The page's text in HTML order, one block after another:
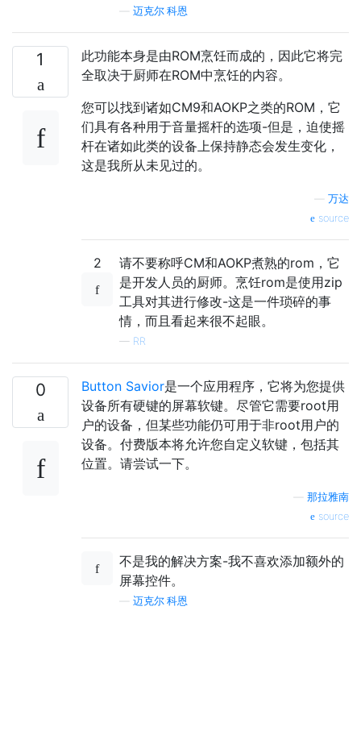
迈克尔·科恩
1
此功能本身是由ROM烹饪而成的，因此它将完
全取决于厨师在ROM中烹饪的内容。
您可以找到诸如CM9和AOKP之类的ROM，它
们具有各种用于音量摇杆的选项-但是，迫使摇
杆在诸如此类的设备上保持静态会发生变化，
这是我所从未见过的。
万达
source
2
请不要称呼CM和AOKP煮熟的rom，它
是开发人员的厨师。烹饪rom是使用zip
工具对其进行修改-这是一件琐碎的事
情，而且看起来很不起眼。
— RR
0 Button Savior是一个应用程序，它将为您提供
设备所有硬键的屏幕软键。尽管它需要root用
户的设备，但某些功能仍可用于非root用户的
设备。付费版本将允许您自定义软键，包括其
位置。请尝试一下。
那拉雅南
source
不是我的解决方案-我不喜欢添加额外的
屏幕控件。
迈克尔·科恩